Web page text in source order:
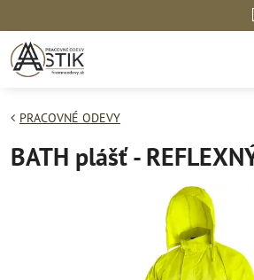
PRACOVNÉ ODEVY
BATH plášť -